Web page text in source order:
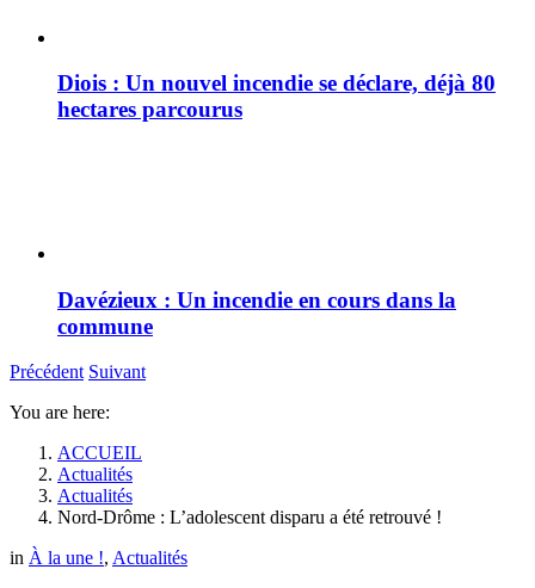
Diois : Un nouvel incendie se déclare, déjà 80
hectares parcourus
Davézieux : Un incendie en cours dans la
commune
Précédent Suivant
You are here:
ACCUEIL
Actualités
Actualités
Nord-Drôme : L’adolescent disparu a été retrouvé !
in À la une !, Actualités